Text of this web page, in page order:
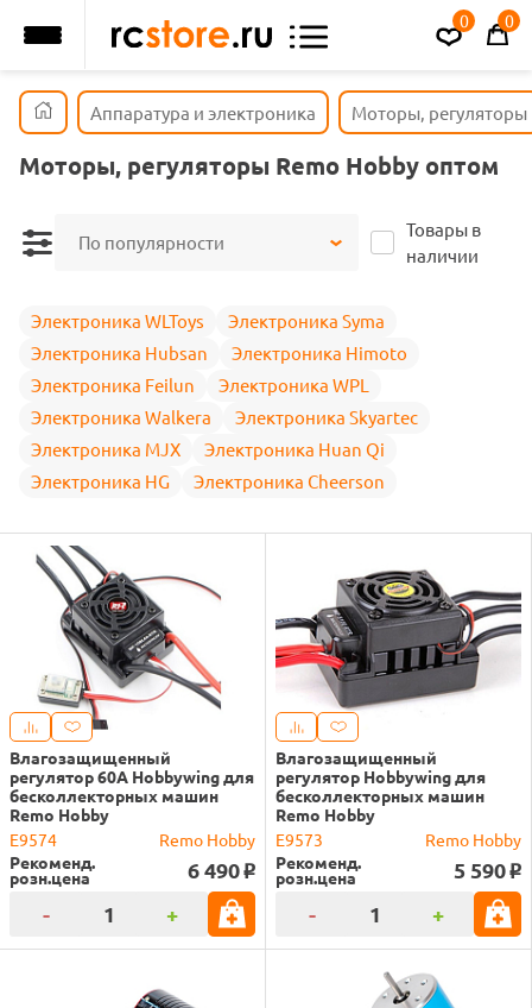
0 0
Аппаратура и электроника Моторы, регуляторы
Моторы, регуляторы Remo Hobby оптом
По популярности
Товары в
наличии
Электроника WLToys
Электроника Syma
Электроника Hubsan
Электроника Himoto
Электроника Feilun
Электроника WPL
Электроника Walkera
Электроника Skyartec
Электроника MJX
Электроника Huan Qi
Электроника HG
Электроника Cheerson
Влагозащищенный
регулятор 60A Hobbywing для
бесколлекторных машин
Remo Hobby
E9574
Remo Hobby
Рекоменд.
розн.цена 6 490 o
- +
Влагозащищенный
регулятор Hobbywing для
бесколлекторных машин
Remo Hobby
E9573
Remo Hobby
Рекоменд.
розн.цена 5 590 o
- +